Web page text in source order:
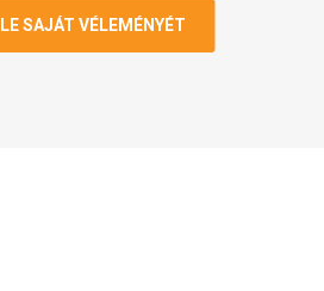
LE SAJÁT VÉLEMÉNYÉT